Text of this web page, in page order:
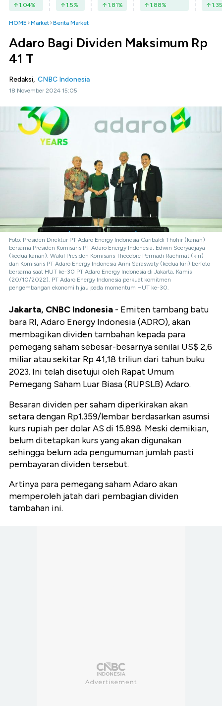
1.04% 1.5% 1.81% 1.88% 1.35
HOME Market Berita Market
Adaro Bagi Dividen Maksimum Rp
41 T
Redaksi, CNBC Indonesia
18 November 2024 15:05
Foto: Presiden Direktur PT Adaro Energy Indonesia Garibaldi Thohir (kanan)
bersama Presiden Komisaris PT Adaro Energy Indonesia, Edwin Soeryadjaya
(kedua kanan), Wakil Presiden Komisaris Theodore Permadi Rachmat (kiri)
dan Komisaris PT Adaro Energy Indonesia Arini Saraswaty (kedua kiri) berfoto
bersama saat HUT ke-30 PT Adaro Energy Indonesia di Jakarta, Kamis
(20/10/2022). PT Adaro Energy Indonesia perkuat komitmen
pengembangan ekonomi hijau pada momentum HUT ke-30.
Jakarta, CNBC Indonesia - Emiten tambang batu
bara RI, Adaro Energy Indonesia (ADRO), akan
membagikan dividen tambahan kepada para
pemegang saham sebesar-besarnya senilai US$ 2,6
miliar atau sekitar Rp 41,18 triliun dari tahun buku
2023. Ini telah disetujui oleh Rapat Umum
Pemegang Saham Luar Biasa (RUPSLB) Adaro.
Besaran dividen per saham diperkirakan akan
setara dengan Rp1.359/lembar berdasarkan asumsi
kurs rupiah per dolar AS di 15.898. Meski demikian,
belum ditetapkan kurs yang akan digunakan
sehingga belum ada pengumuman jumlah pasti
pembayaran dividen tersebut.
Artinya para pemegang saham Adaro akan
memperoleh jatah dari pembagian dividen
tambahan ini.